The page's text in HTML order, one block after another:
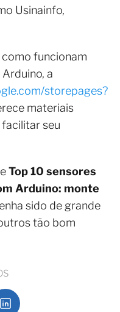
Usinainfo,
funcionam
a
storepages?
materiais
seu
Top 10 sensores
Arduino: monte
sido de grande
tão bom